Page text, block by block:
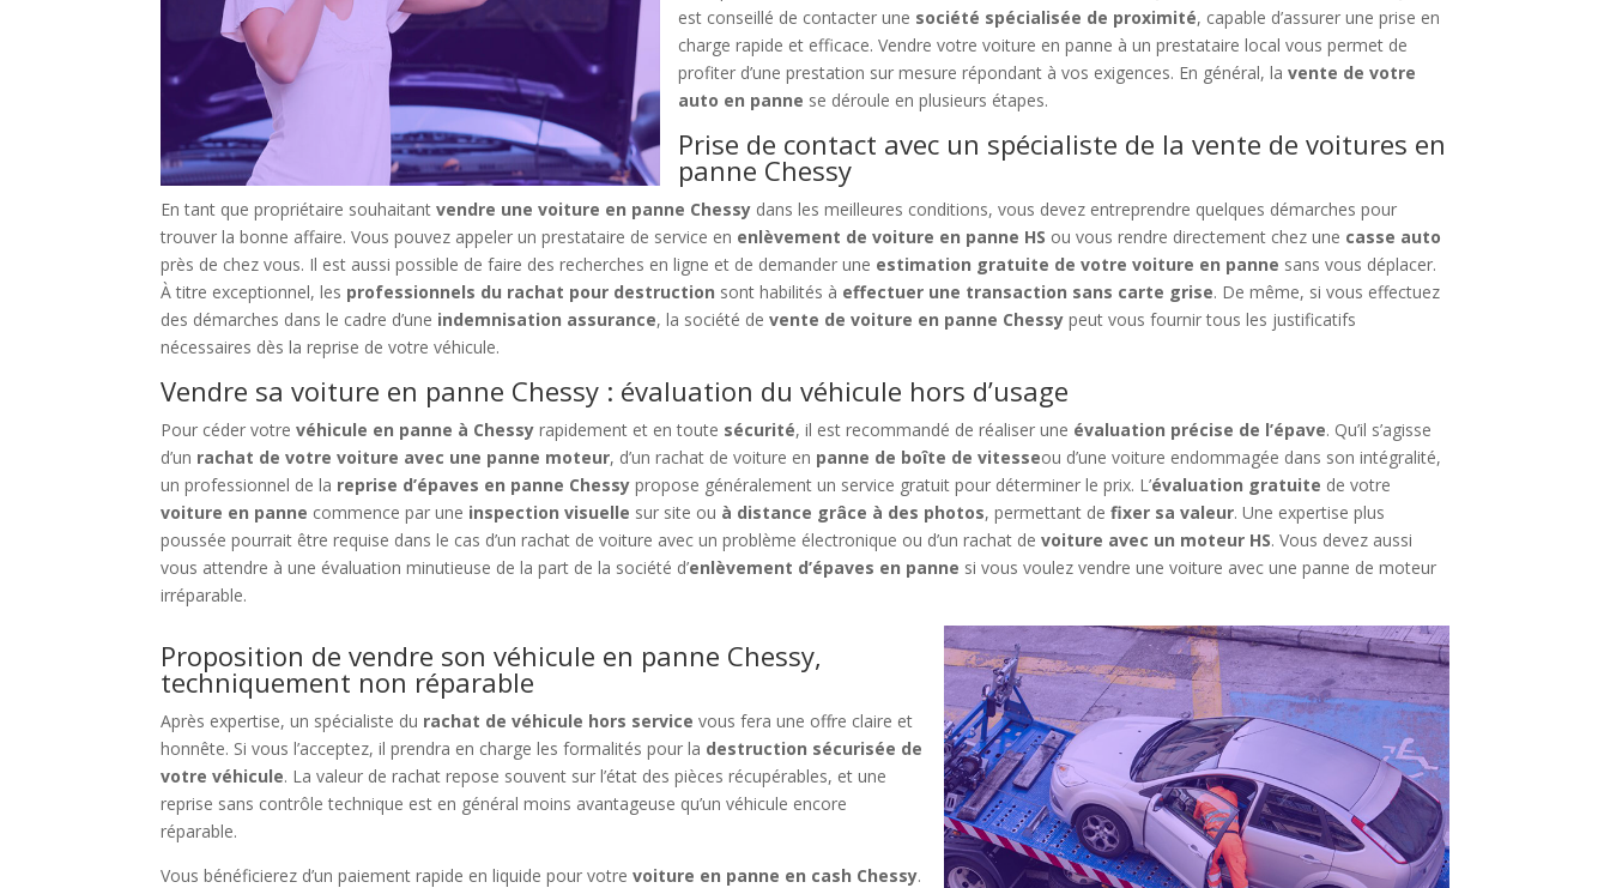
est conseillé de contacter une société spécialisée de proximité, capable d’assurer une prise en
charge rapide et efficace. Vendre votre voiture en panne à un prestataire local vous permet de
profiter d’une prestation sur mesure répondant à vos exigences. En général, lavente de votre
auto en panne se déroule en plusieurs étapes.
Prise de contact avec un spécialiste de la vente de voitures en
panne Chessy
En tant que propriétaire souhaitantvendre une voiture en panne Chessy dans les meilleures conditions, vous devez entreprendre quelques démarches pour
trouver la bonne affaire. Vous pouvez appeler un prestataire de service en enlèvement de voiture en panne HS ou vous rendre directement chez une casse auto
près de chez vous. Il est aussi possible de faire des recherches en ligne et de demander une estimation gratuite de votre voiture en panne sans vous déplacer.
À titre exceptionnel, les professionnels du rachat pour destruction sont habilités à effectuer une transaction sans carte grise. De même, si vous effectuez
des démarches dans le cadre d’une indemnisation assurance, la société devente de voiture en panne Chessy peut vous fournir tous les justificatifs
nécessaires dès la reprise de votre véhicule.
Vendre sa voiture en panne Chessy : évaluation du véhicule hors d’usage
Pour céder votrevéhicule en panne à Chessy rapidement et en toute sécurité, il est recommandé de réaliser une évaluation précise de l’épave. Qu’il s’agisse
d’un rachat de votre voiture avec une panne moteur, d’un rachat de voiture en panne de boîte de vitesseou d’une voiture endommagée dans son intégralité,
un professionnel de la reprise d’épaves en panne Chessy propose généralement un service gratuit pour déterminer le prix. L’évaluation gratuite de votre
voiture en panne commence par une inspection visuelle sur site ou à distance grâce à des photos, permettant defixer sa valeur. Une expertise plus
poussée pourrait être requise dans le cas d’un rachat de voiture avec un problème électronique ou d’un rachat devoiture avec un moteur HS. Vous devez aussi
vous attendre à une évaluation minutieuse de la part de la société d’enlèvement d’épaves en panne si vous voulez vendre une voiture avec une panne de moteur
irréparable.
Proposition de vendre son véhicule en panne Chessy,
techniquement non réparable
Après expertise, un spécialiste du rachat de véhicule hors service vous fera une offre claire et
honnête. Si vous l’acceptez, il prendra en charge les formalités pour la destruction sécurisée de
votre véhicule. La valeur de rachat repose souvent sur l’état des pièces récupérables, et une
reprise sans contrôle technique est en général moins avantageuse qu’un véhicule encore
réparable.
Vous bénéficierez d’un paiement rapide en liquide pour votrevoiture en panne en cash Chessy.